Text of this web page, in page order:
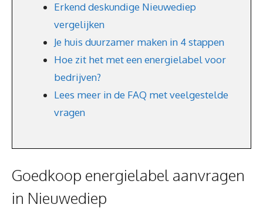
Erkend deskundige Nieuwediep
vergelijken
Je huis duurzamer maken in 4 stappen
Hoe zit het met een energielabel voor
bedrijven?
Lees meer in de FAQ met veelgestelde
vragen
Goedkoop energielabel aanvragen
in Nieuwediep